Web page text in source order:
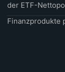
der ETF-
Finanzprodukte